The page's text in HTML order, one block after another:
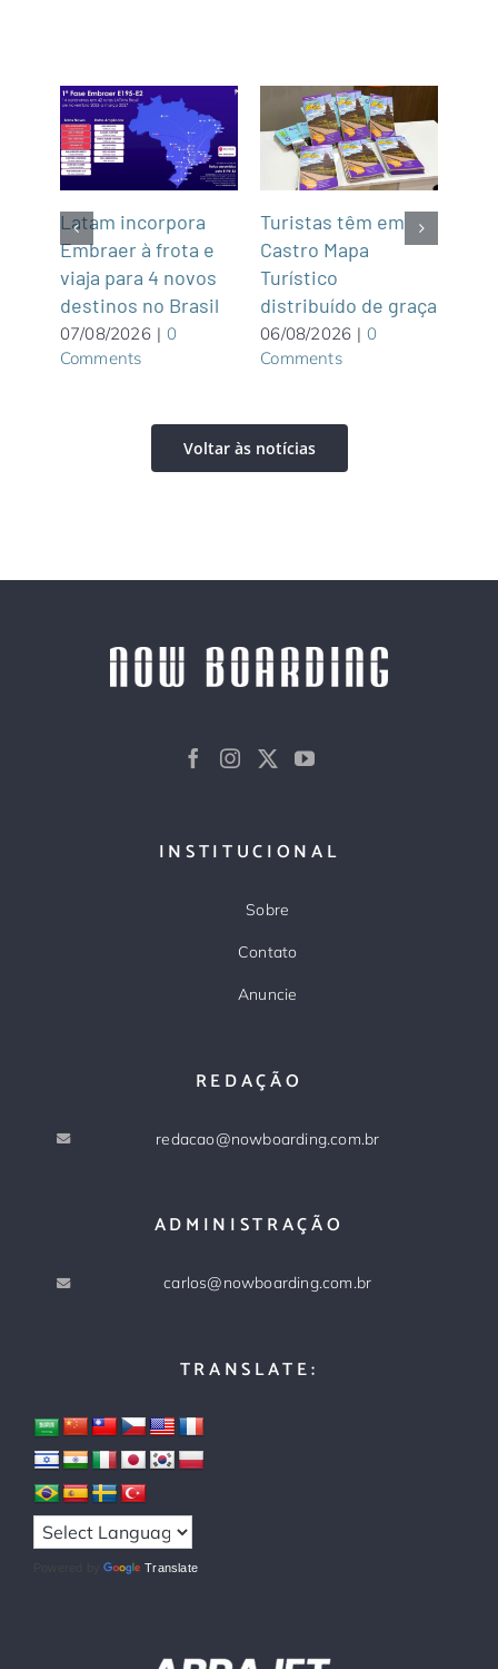
Latam incorpora
Embraer à frota e
viaja para 4 novos
destinos no Brasil
07/08/2026 | 0
Comments
Turistas têm em
Castro Mapa
Turístico
distribuído de graça
06/08/2026 | 0
Comments
Voltar às notícias
INSTITUCIONAL
Sobre
Contato
Anuncie
REDAÇÃO
redacao@nowboarding.com.br
ADMINISTRAÇÃO
carlos@nowboarding.com.br
TRANSLATE:
Powered by Translate